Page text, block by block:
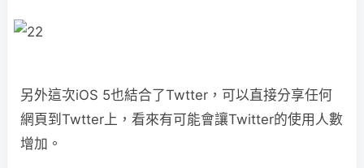
另外這次iOS 5也結合了Twtter，可以直接分享任何
網頁到Twtter上，看來有可能會讓Twitter的使用人數
增加。